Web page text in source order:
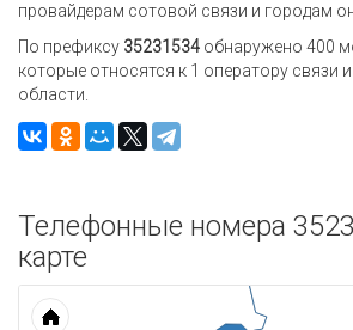
провайдерам сотовой связи и городам
По префиксу 35231534 обнаружено 400
которые относятся к 1 оператору связи и
области.
Телефонные номера
карте